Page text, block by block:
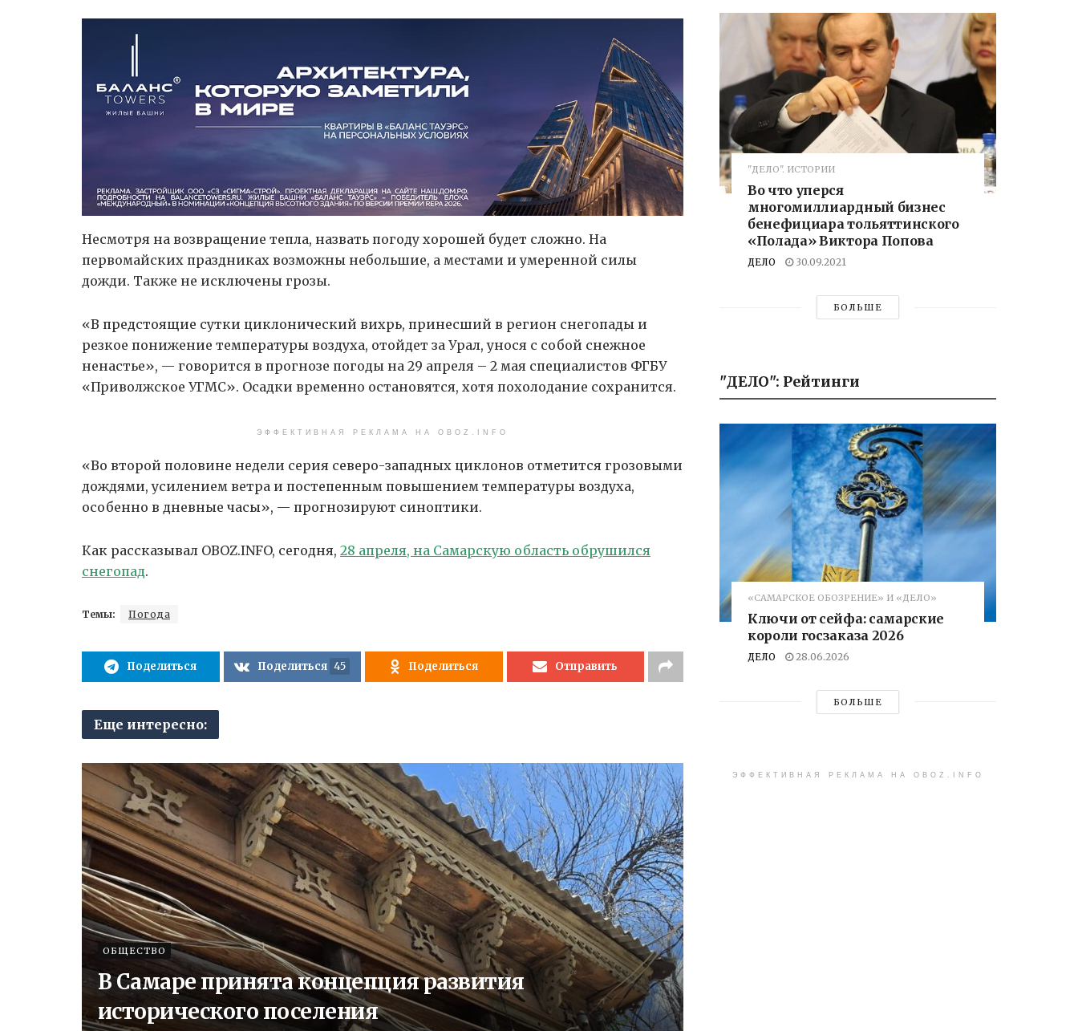
Несмотря на возвращение тепла, назвать погоду хорошей будет сложно. На
первомайских праздниках возможны небольшие, а местами и умеренной силы
дожди. Также не исключены грозы.
«В предстоящие сутки циклонический вихрь, принесший в регион снегопады и
резкое понижение температуры воздуха, отойдет за Урал, унося с собой снежное
ненастье», — говорится в прогнозе погоды на 29 апреля – 2 мая специалистов ФГБУ
«Приволжское УГМС». Осадки временно остановятся, хотя похолодание сохранится.
ЭФФЕКТИВНАЯ РЕКЛАМА НА OBOZ.INFO
«Во второй половине недели серия северо-западных циклонов отметится грозовыми
дождями, усилением ветра и постепенным повышением температуры воздуха,
особенно в дневные часы», — прогнозируют синоптики.
Как рассказывал OBOZ.INFO, сегодня, 28 апреля, на Самарскую область обрушился
снегопад.
Темы: Погода
Поделиться Поделиться 45 Поделиться Отправить
Еще интересно:
ОБЩЕСТВО
В Самаре принята концепция развития
исторического поселения
"ДЕЛО". ИСТОРИИ
Во что уперся
многомиллиардный бизнес
бенефициара тольяттинского
«Полада» Виктора Попова
ДЕЛО 30.09.2021
БОЛЬШЕ
"ДЕЛО": Рейтинги
«САМАРСКОЕ ОБОЗРЕНИЕ» И «ДЕЛО»
Ключи от сейфа: самарские
короли госзаказа 2026
ДЕЛО 28.06.2026
БОЛЬШЕ
ЭФФЕКТИВНАЯ РЕКЛАМА НА OBOZ.INFO